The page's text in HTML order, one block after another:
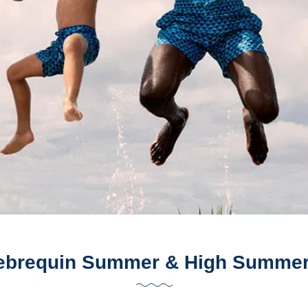
Summer & High